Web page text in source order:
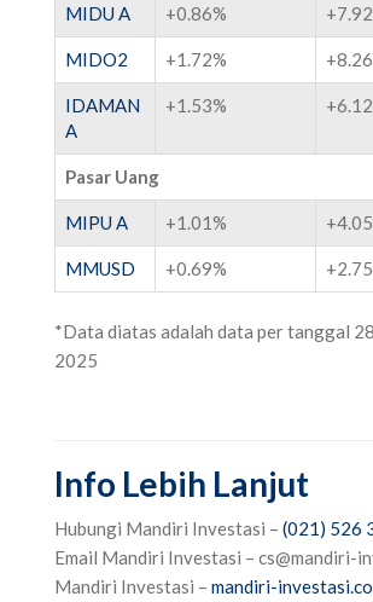
MIDU A +0.86%
MIDO2 +1.72%
IDAMAN
A
+1.53%
Pasar Uang
MIPU A +1.01%
MMUSD +0.69%
*Data diatas adalah data per tanggal
2025
Info Lebih Lanjut
Hubungi Mandiri Investasi – (021) 526
‌Email Mandiri Investasi – cs@mandiri-
‌Mandiri Investasi – mandiri-